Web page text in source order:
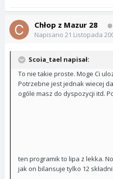
Chłop z Mazur 28
Napisano 21 Listopada
Scoia_tael napisał:
To nie takie proste. Moge Ci
Potrzebne jest jednak wiecej
ogóle masz do dyspozycji itd.
ten programik to lipa z lekka.
jak on bilansuje tylko 12